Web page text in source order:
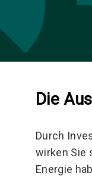
Die
Durch
wirken Sie
Energie